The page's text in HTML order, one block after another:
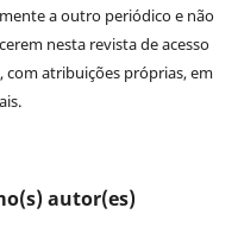
a outro periódico e não
nesta revista de acesso
atribuições próprias, em
autor(es)